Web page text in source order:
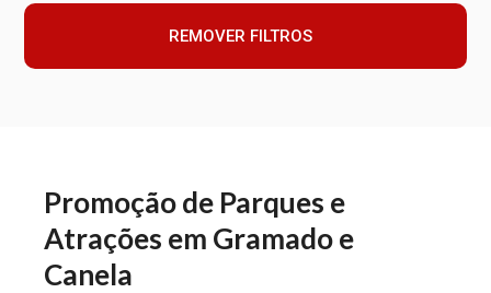
REMOVER FILTROS
Promoção de Parques e
Atrações em Gramado e
Canela